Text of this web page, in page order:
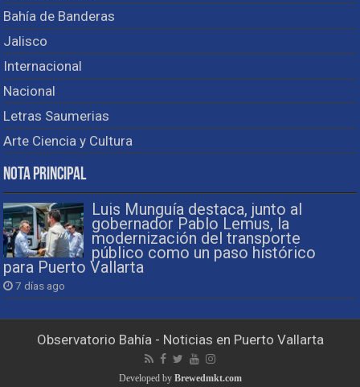
Bahía de Banderas
Jalisco
Internacional
Nacional
Letras Saumerias
Arte Ciencia y Cultura
Nota Principal
Luis Munguía destaca, junto al
gobernador Pablo Lemus, la
modernización del transporte
público como un paso histórico
para Puerto Vallarta
7 días ago
Observatorio Bahía - Noticias en Puerto Vallarta
Developed by Brewedmkt.com